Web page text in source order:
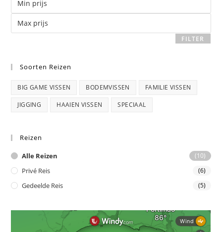
prijs
prijs
FILTER
Soorten Reizen
BIG GAME VISSEN BODEMVISSEN FAMILIE VISSEN
JIGGING HAAIEN VISSEN SPECIAAL
Reizen
Alle Reizen (10)
Privé Reis (6)
Gedeelde Reis (5)